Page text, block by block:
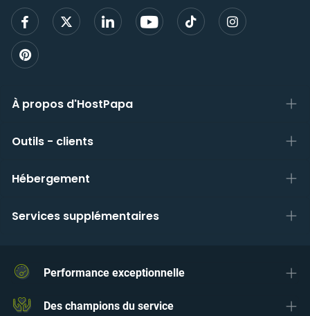
À propos d'HostPapa
Outils - clients
Hébergement
Services supplémentaires
Performance exceptionnelle
Des champions du service